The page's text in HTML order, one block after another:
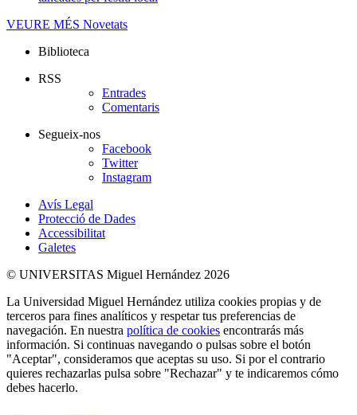
VEURE MÉS Novetats
Biblioteca
RSS
Entrades
Comentaris
Segueix-nos
Facebook
Twitter
Instagram
Avís Legal
Protecció de Dades
Accessibilitat
Galetes
© UNIVERSITAS Miguel Hernández 2026
La Universidad Miguel Hernández utiliza cookies propias y de
terceros para fines analíticos y respetar tus preferencias de
navegación. En nuestra política de cookies encontrarás más
información. Si continuas navegando o pulsas sobre el botón
"Aceptar", consideramos que aceptas su uso. Si por el contrario
quieres rechazarlas pulsa sobre "Rechazar" y te indicaremos cómo
debes hacerlo.